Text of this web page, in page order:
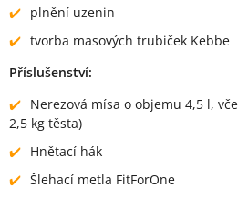
plnění uzenin
tvorba masových trubiček Kebbe
Příslušenství:
Nerezová mísa o objemu 4,5 l,
2,5 kg těsta)
Hnětací hák
Šlehací metla FitForOne